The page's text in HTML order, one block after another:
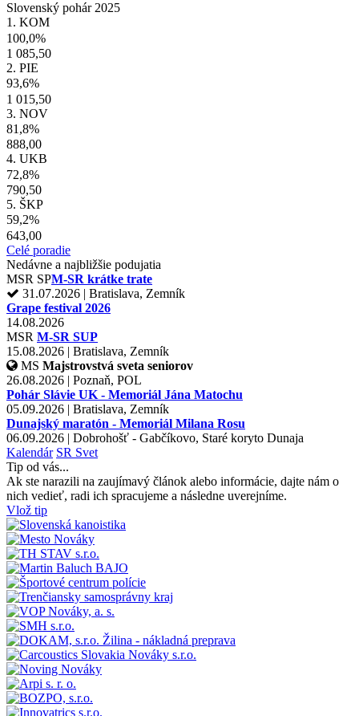
Slovenský pohár 2025
1. KOM
100,0%
1 085,50
2. PIE
93,6%
1 015,50
3. NOV
81,8%
888,00
4. UKB
72,8%
790,50
5. ŠKP
59,2%
643,00
Celé poradie
Nedávne a najbližšie podujatia
MSR SPM-SR krátke trate
31.07.2026 | Bratislava, Zemník
Grape festival 2026
14.08.2026
MSR M-SR SUP
15.08.2026 | Bratislava, Zemník
MS Majstrovstvá sveta seniorov
26.08.2026 | Poznaň, POL
Pohár Slávie UK - Memoriál Jána Matochu
05.09.2026 | Bratislava, Zemník
Dunajský maratón - Memoriál Milana Rosu
06.09.2026 | Dobrohošť - Gabčíkovo, Staré koryto Dunaja
Kalendár SR Svet
Tip od vás...
Ak ste narazili na zaujímavý článok alebo informácie, dajte nám o
nich vedieť, radi ich spracujeme a následne uverejníme.
Vlož tip